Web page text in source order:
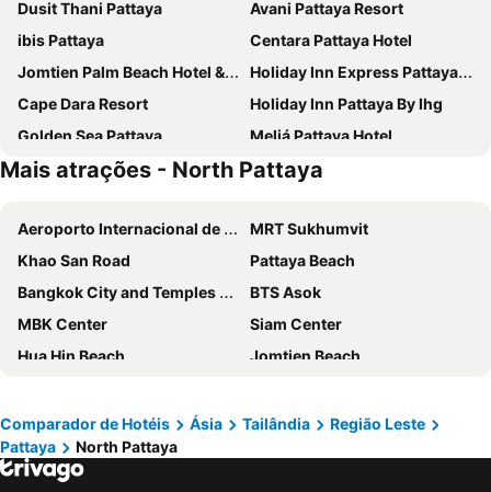
Dusit Thani Pattaya
Avani Pattaya Resort
ibis Pattaya
Centara Pattaya Hotel
Jomtien Palm Beach Hotel & Resort
Holiday Inn Express Pattaya Central By Ihg
Cape Dara Resort
Holiday Inn Pattaya By Ihg
Golden Sea Pattaya
Meliá Pattaya Hotel
GLOW Pattaya
Grande Centre Point Pattaya
Welcome Jomtien Beach Hotel
Centara Nova Hotel Pattaya
The Monttra Pattaya
Royal Star Suites Pattaya
Nine Blue Residence
The Grand Lodge Pattaya
Deep Blue Z10
Howard Johnson by Wyndham Pattaya JC
Baron Beach Hotel
Sunshine Hotel & Residences
Intimate Hotel Pattaya
Altera Hotel and Residence
Travelodge Pattaya
Pattaya Discovery Beach Hotel
Mais atrações - North Pattaya
Aeroporto Internacional de Suvarnabhumi
MRT Sukhumvit
Khao San Road
Pattaya Beach
Bangkok City and Temples Tour
BTS Asok
MBK Center
Siam Center
Hua Hin Beach
Jomtien Beach
BTS Siam
BTS Phaya Thai
Bali Hai Pier
The Platinum Fashion
Comparador de Hotéis Ásia Tailândia
Região Leste
Pattaya
North Pattaya